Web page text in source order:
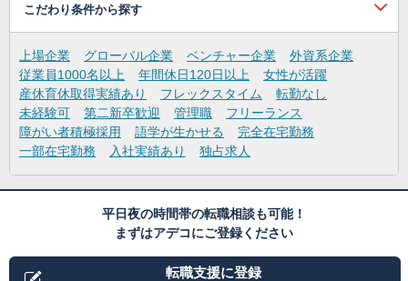
こだわり条件から探す
上場企業 グローバル企業 ベンチャー企業
外資系企業
従業員1000名以上
年間休日120日以上
女性が活躍
産休育休取得実績あり
フレックスタイム
転勤なし
未経験可
第二新卒歓迎 管理職
フリーランス
障がい者積極採用
語学が生かせる
完全在宅勤務
一部在宅勤務
入社実績あり 独占求人
平日夜の時間帯の転職相談も可能！
まずはアデコにご登録ください
転職支援に登録